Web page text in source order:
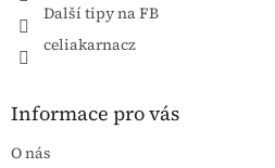
Další tipy na FB
celiakarnacz
Informace pro vás
O nás